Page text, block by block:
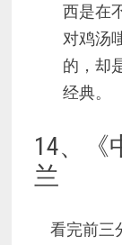
西是在
对鸡汤
的，却
经典。
14、《
兰
看完前三